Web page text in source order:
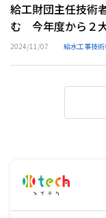
給工財団主任技術
む 今年度から２
2024/11/07 給水工事技